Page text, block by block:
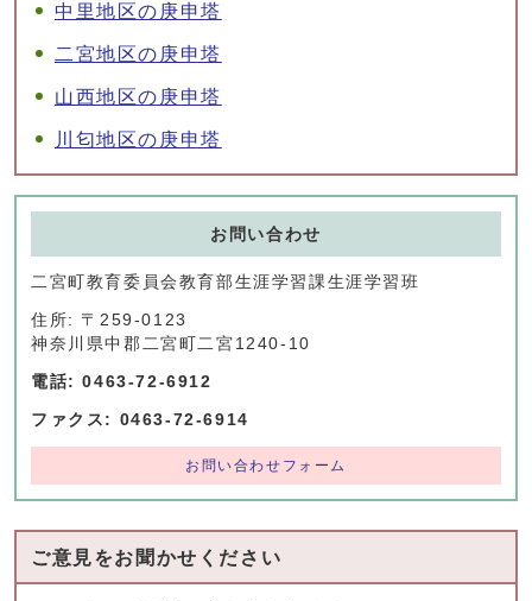
中里地区の庚申塔
二宮地区の庚申塔
山西地区の庚申塔
川匂地区の庚申塔
お問い合わせ
二宮町教育委員会教育部生涯学習課生涯学習班
住所: 〒259-0123
神奈川県中郡二宮町二宮1240-10
電話: 0463-72-6912
ファクス: 0463-72-6914
お問い合わせフォーム
ご意見をお聞かせください